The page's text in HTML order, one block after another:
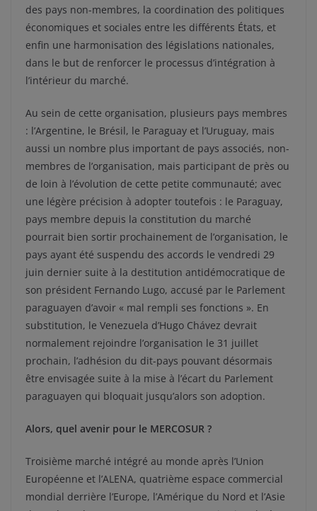
des pays non-membres, la coordination des politiques
économiques et sociales entre les différents États, et
enfin une harmonisation des législations nationales,
dans le but de renforcer le processus d’intégration à
l’intérieur du marché.
Au sein de cette organisation, plusieurs pays membres
: l’Argentine, le Brésil, le Paraguay et l’Uruguay, mais
aussi un nombre plus important de pays associés, non-
membres de l’organisation, mais participant de près ou
de loin à l’évolution de cette petite communauté; avec
une légère précision à adopter toutefois : le Paraguay,
pays membre depuis la constitution du marché
pourrait bien sortir prochainement de l’organisation, le
pays ayant été suspendu des accords le vendredi 29
juin dernier suite à la destitution antidémocratique de
son président Fernando Lugo, accusé par le Parlement
paraguayen d’avoir « mal rempli ses fonctions ». En
substitution, le Venezuela d’Hugo Chávez devrait
normalement rejoindre l’organisation le 31 juillet
prochain, l’adhésion du dit-pays pouvant désormais
être envisagée suite à la mise à l’écart du Parlement
paraguayen qui bloquait jusqu’alors son adoption.
Alors, quel avenir pour le MERCOSUR ?
Troisième marché intégré au monde après l’Union
Européenne et l’ALENA, quatrième espace commercial
mondial derrière l’Europe, l’Amérique du Nord et l’Asie